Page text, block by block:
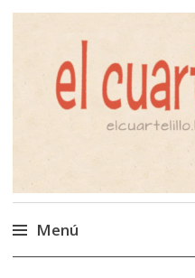
El
Menú